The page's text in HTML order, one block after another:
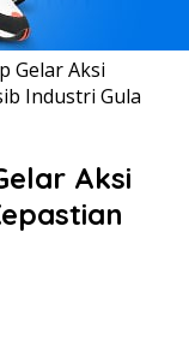
Gelar Aksi
Industri Gula
Aksi